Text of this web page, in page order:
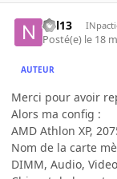
nyl13
Posté(e) le 18
AUTEUR
Merci pour avoir
Alors ma config :
AMD Athlon XP,
Nom de la carte
DIMM, Audio,